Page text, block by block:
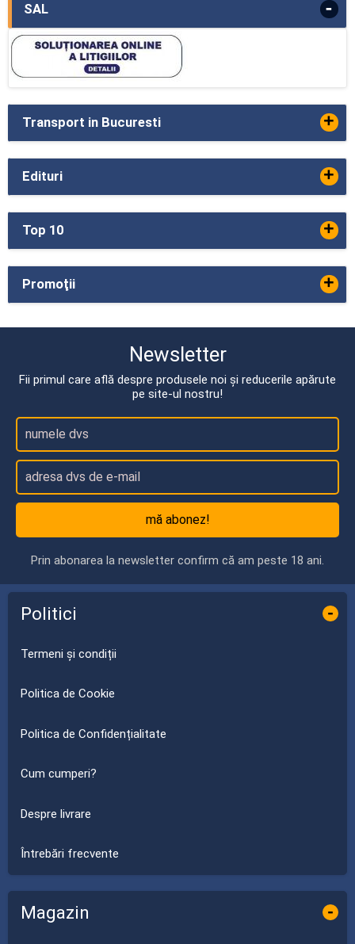
SAL -
Transport in Bucuresti +
Edituri +
Top 10 +
Promoţii +
Newsletter
Fii primul care află despre produsele noi și reducerile apărute
pe site-ul nostru!
mă abonez!
Prin abonarea la newsletter confirm că am peste 18 ani.
Politici -
Termeni și condiții
Politica de Cookie
Politica de Confidențialitate
Cum cumperi?
Despre livrare
Întrebări frecvente
Magazin -